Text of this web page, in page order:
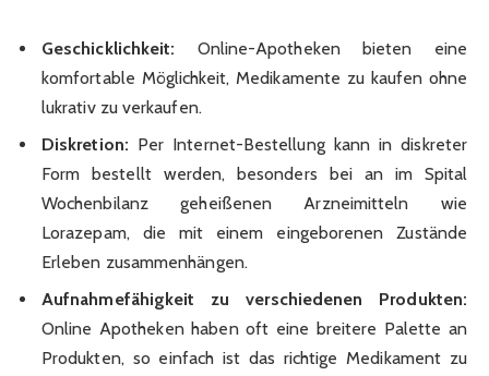
Geschicklichkeit: Online-Apotheken bieten eine
komfortable Möglichkeit, Medikamente zu kaufen ohne
lukrativ zu verkaufen.
Diskretion: Per Internet-Bestellung kann in diskreter
Form bestellt werden, besonders bei an im Spital
Wochenbilanz geheißenen Arzneimitteln wie
Lorazepam, die mit einem eingeborenen Zustände
Erleben zusammenhängen.
Aufnahmefähigkeit zu verschiedenen Produkten:
Online Apotheken haben oft eine breitere Palette an
Produkten, so einfach ist das richtige Medikament zu